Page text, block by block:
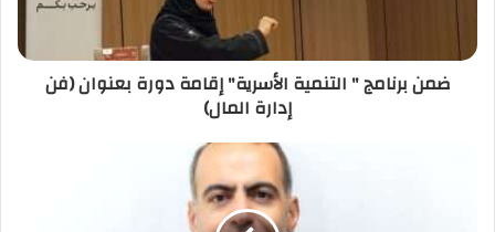
ضمن برنامج " التنمية الأسرية" إقامة دورة بعنوان (فن
إدارة المال)